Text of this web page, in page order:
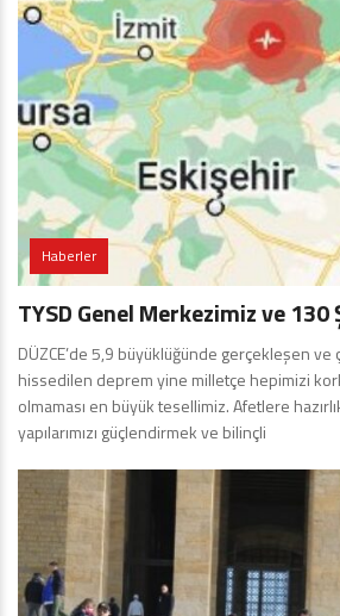
Haberler
TYSD Genel Merkezimiz ve 130
DÜZCE’de 5,9 büyüklüğünde gerçekleşen
hissedilen deprem yine milletçe hepimizi
olmaması en büyük tesellimiz. Afetlere
yapılarımızı güçlendirmek ve bilinçli